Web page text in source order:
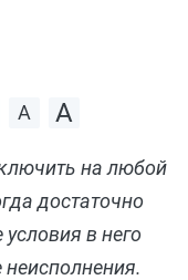
на любой
достаточно
в него
неисполнения.